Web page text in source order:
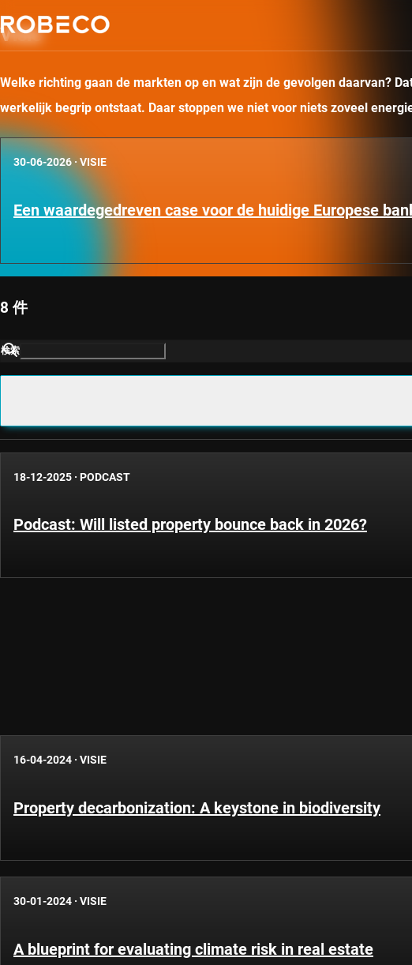
Visie
Welke richting gaan de markten op en wat zijn de gevolgen daarvan?
werkelijk begrip ontstaat. Daar stoppen we niet voor niets zoveel
30-06-2026·VISIE
Een waardegedreven case voor de huidige Europese
8 件
検索
18-12-2025 · PODCAST
Podcast: Will listed property bounce back in 2026?
16-04-2024 · VISIE
Property decarbonization: A keystone in biodiversity
30-01-2024 · VISIE
A blueprint for evaluating climate risk in real estate